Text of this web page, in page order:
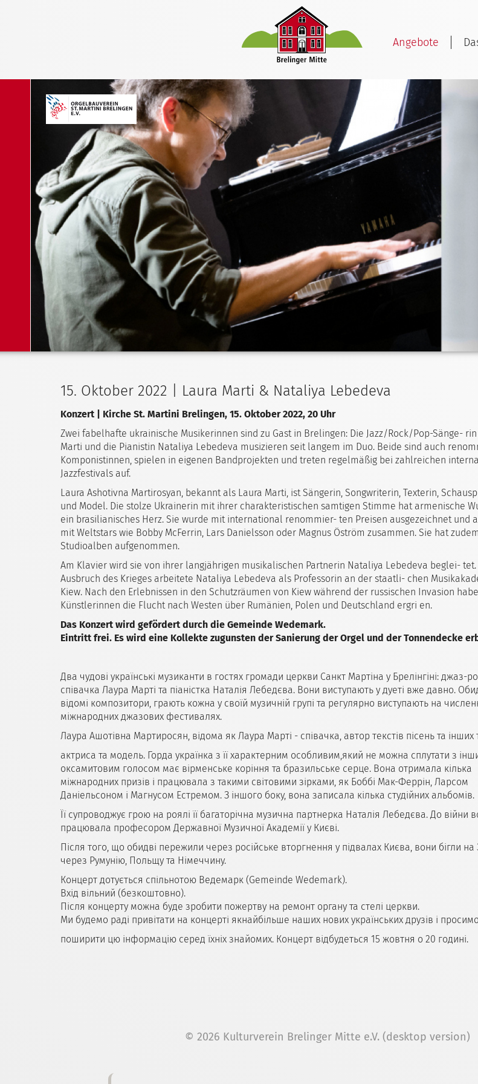
Angebote
15. Oktober 2022 | Laura Marti & Nataliya Lebedeva
Konzert | Kirche St. Martini Brelingen, 15. Oktober 2022, 20 Uhr
Zwei fabelhafte ukrainische Musikerinnen sind zu Gast in Brelingen: Die Jazz/Rock/Pop-Sänge-
Marti und die Pianistin Nataliya Lebedeva musizieren seit langem im Duo. Beide sind auch
Komponistinnen, spielen in eigenen Bandprojekten und treten regelmäßig bei zahlreichen
Jazzfestivals auf.
Laura Ashotivna Martirosyan, bekannt als Laura Marti, ist Sängerin, Songwriterin, Texterin,
und Model. Die stolze Ukrainerin mit ihrer charakteristischen samtigen Stimme hat armenische
ein brasilianisches Herz. Sie wurde mit international renommier- ten Preisen ausgezeichnet und
mit Weltstars wie Bobby McFerrin, Lars Danielsson oder Magnus Öström zusammen. Sie hat
Studioalben aufgenommen.
Am Klavier wird sie von ihrer langjährigen musikalischen Partnerin Nataliya Lebedeva beglei- tet.
Ausbruch des Krieges arbeitete Nataliya Lebedeva als Professorin an der staatli- chen
Kiew. Nach den Erlebnissen in den Schutzräumen von Kiew während der russischen Invasion
Künstlerinnen die Flucht nach Westen über Rumänien, Polen und Deutschland ergri en.
Das Konzert wird gefördert durch die Gemeinde Wedemark.
Eintritt frei. Es wird eine Kollekte zugunsten der Sanierung der Orgel und der Tonnendecke
Два чудові українські музиканти в гостях громади церкви Санкт Мартіна у Брелінгіні: джаз-
співачка Лаура Марті та піаністка Наталія Лебедєва. Вони виступають у дуеті вже давно.
відомі композитори, грають кожна у своїй музичній групі та регулярно виступають на
міжнародних джазових фестивалях.
Лаура Ашотівна Мартиросян, відома як Лаура Марті - співачка, автор текстів пісень та інших
актриса та модель. Горда українка з її характерним особливим,який не можна сплутати з
оксамитовим голосом має вірменське коріння та бразильське серце. Вона отримала кілька
міжнародних призів і працювала з такими світовими зірками, як Боббі Мак-Феррін, Ларсом
Даніельсоном і Магнусом Естремом. З іншого боку, вона записала кілька студійних альбомів.
Її супроводжує грою на роялі її багаторічна музична партнерка Наталія Лебедєва. До війни
працювала професором Державної Музичної Академії у Києві.
Після того, що обидві пережили через російське вторгнення у підвалах Києва, вони бігли на
через Румунію, Польщу та Німеччину.
Концерт дотується спільнотою Ведемарк (Gemeinde Wedemark).
Вхід вільний (безкоштовно).
Після концерту можна буде зробити пожертву на ремонт органу та стелі церкви.
Ми будемо раді привітати на концерті якнайбільше наших нових українських друзів і просимо
поширити цю інформацію серед їхніх знайомих. Концерт відбудеться 15 жовтня о 20 годині.
© 2026 Kulturverein Brelinger Mitte e.V. (desktop